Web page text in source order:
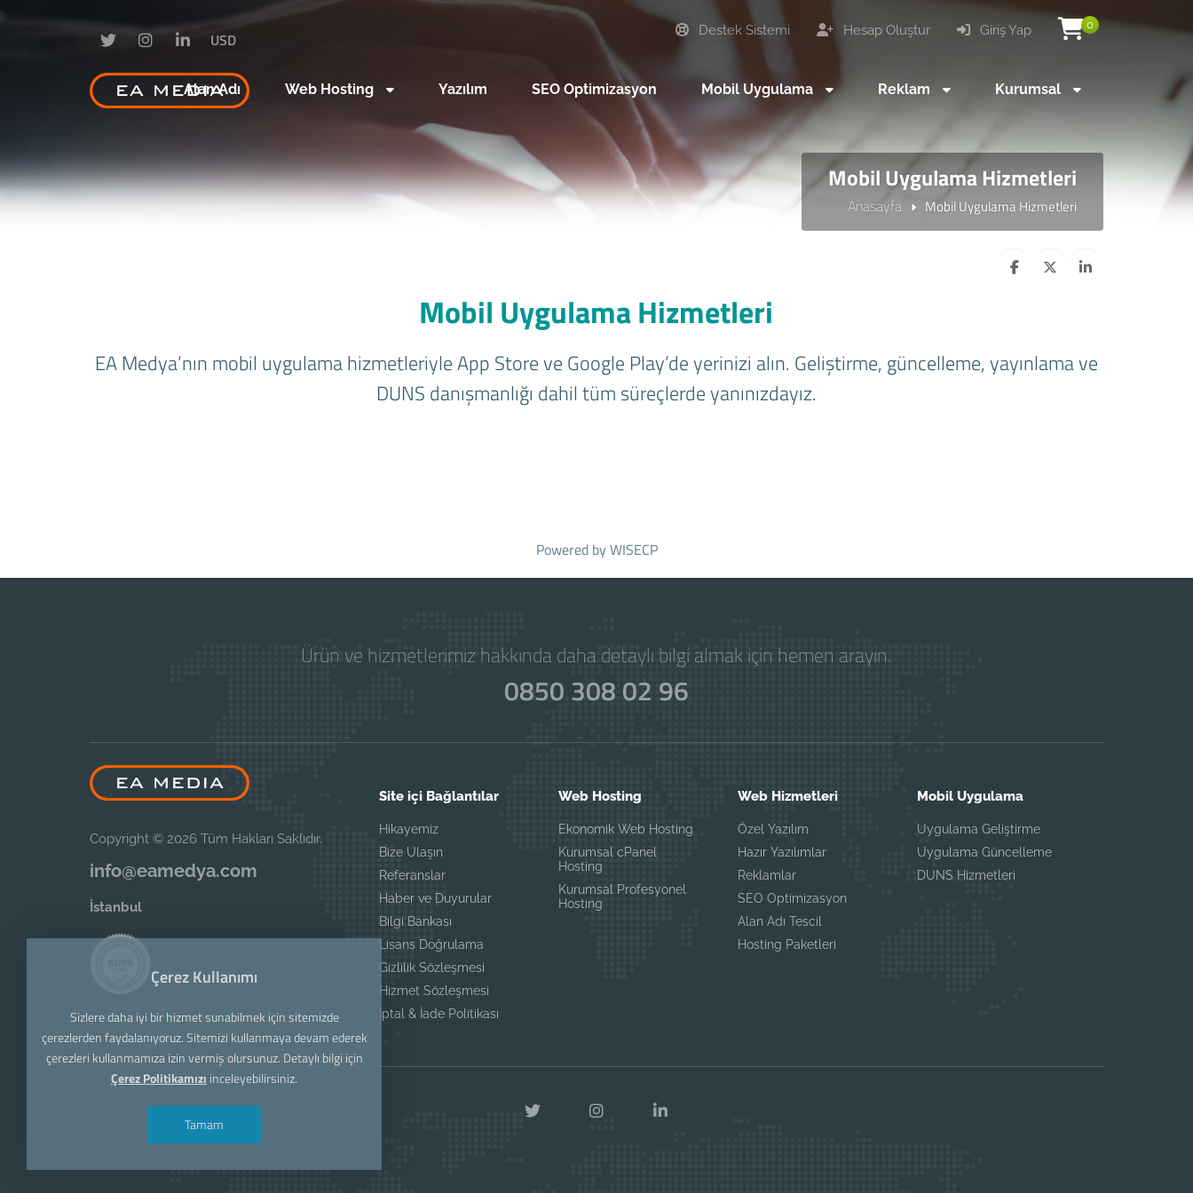
0
Giriş Yap
Hesap Oluştur
Destek Sistemi
USD
Alan Adı Web Hosting Yazılım SEO Optimizasyon Mobil Uygulama Reklam Kurumsal
Mobil Uygulama Hizmetleri
Anasayfa Mobil Uygulama Hizmetleri
Mobil Uygulama Hizmetleri
EA Medya’nın mobil uygulama hizmetleriyle App Store ve Google Play’de yerinizi alın. Geliştirme, güncelleme, yayınlama ve
DUNS danışmanlığı dahil tüm süreçlerde yanınızdayız.
Powered byWISECP
Ürün ve hizmetlerimiz hakkında daha detaylı bilgi almak için hemen arayın.
0850 308 02 96
Copyright © 2026 Tüm Hakları Saklıdır.
info@eamedya.com
İstanbul
Site içi Bağlantılar
Hikayemiz
Bize Ulaşın
Referanslar
Haber ve Duyurular
Bilgi Bankası
Lisans Doğrulama
Gizlilik Sözleşmesi
Hizmet Sözleşmesi
İptal & İade Politikası
Web Hosting
Ekonomik Web Hosting
Kurumsal cPanel
Hosting
Kurumsal Profesyonel
Hosting
Web Hizmetleri
Özel Yazılım
Hazır Yazılımlar
Reklamlar
SEO Optimizasyon
Alan Adı Tescil
Hosting Paketleri
Mobil Uygulama
Uygulama Geliştirme
Uygulama Güncelleme
DUNS Hizmetleri
Çerez Kullanımı
Sizlere daha iyi bir hizmet sunabilmek için sitemizde
çerezlerden faydalanıyoruz. Sitemizi kullanmaya devam ederek
çerezleri kullanmamıza izin vermiş olursunuz. Detaylı bilgi için
Çerez Politikamızı inceleyebilirsiniz.
Tamam